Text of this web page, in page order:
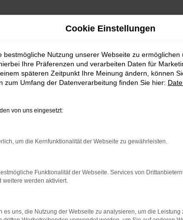
das Laden bestimmter Seiten verhindern.
zu beheben.
auf dem neuesten Stand sind.
Cookie Einstellungen
bestmögliche Nutzung unserer Webseite zu
Ihre Präferenzen und verarbeiten Daten für
späteren Zeitpunkt Ihre Meinung ändern, können
zum Umfang der Datenverarbeitung finden Sie hier:
von uns eingesetzt:
um die Kernfunktionalität der Webseite zu gewährleisten.
Funktionalität der Webseite. Services von
weitere werden aktiviert.
es uns, die Nutzung der Webseite zu analysieren, um die